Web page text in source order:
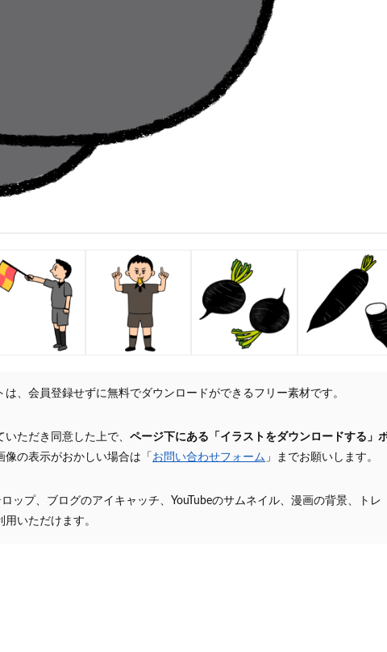
、会員登録せずに無料でダウンロードができるフリー素材です。
いただき同意した上で、 ページ下にある「イラストをダウンロードする」
像の表示がおかしい場合は「 お問い合わせフォーム 」までお願いします。
ップ、ブログのアイキャッチ、YouTubeのサムネイル、漫画の背景、トレ
いただけます。